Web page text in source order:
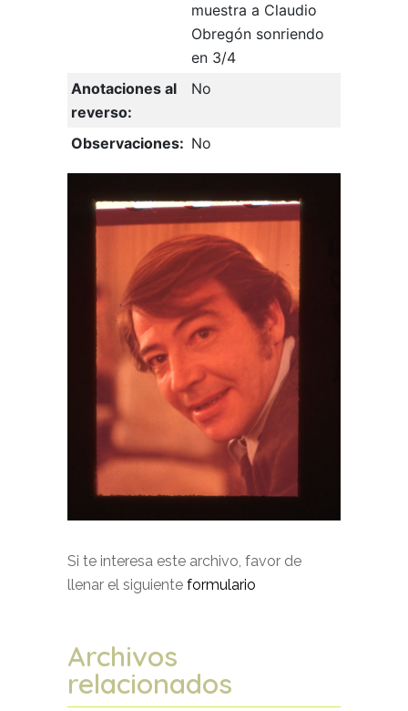
muestra a Claudio
Obregón sonriendo
en 3/4
Anotaciones al
reverso:
No
Observaciones: No
Si te interesa este archivo, favor de
llenar el siguiente formulario
Archivos
relacionados